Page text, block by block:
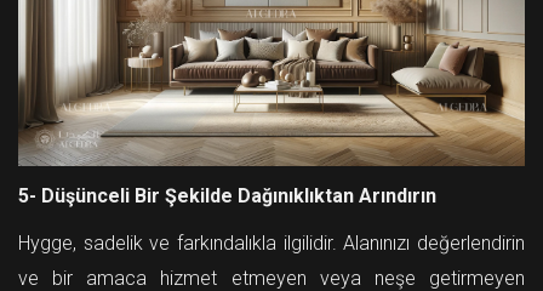
5- Düşünceli Bir Şekilde Dağınıklıktan Arındırın
Hygge, sadelik ve farkındalıkla ilgilidir. Alanınızı değerlendirin
ve bir amaca hizmet etmeyen veya neşe getirmeyen